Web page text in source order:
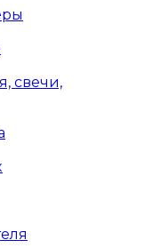
свечи,